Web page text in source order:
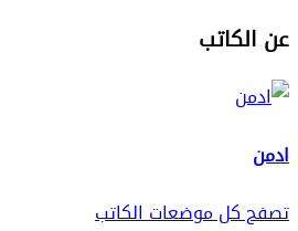
عن الكاتب
ادمن
تصفح كل موضعات الكاتب